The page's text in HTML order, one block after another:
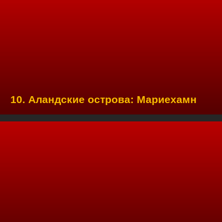
10. Аландские острова: Мариехамн